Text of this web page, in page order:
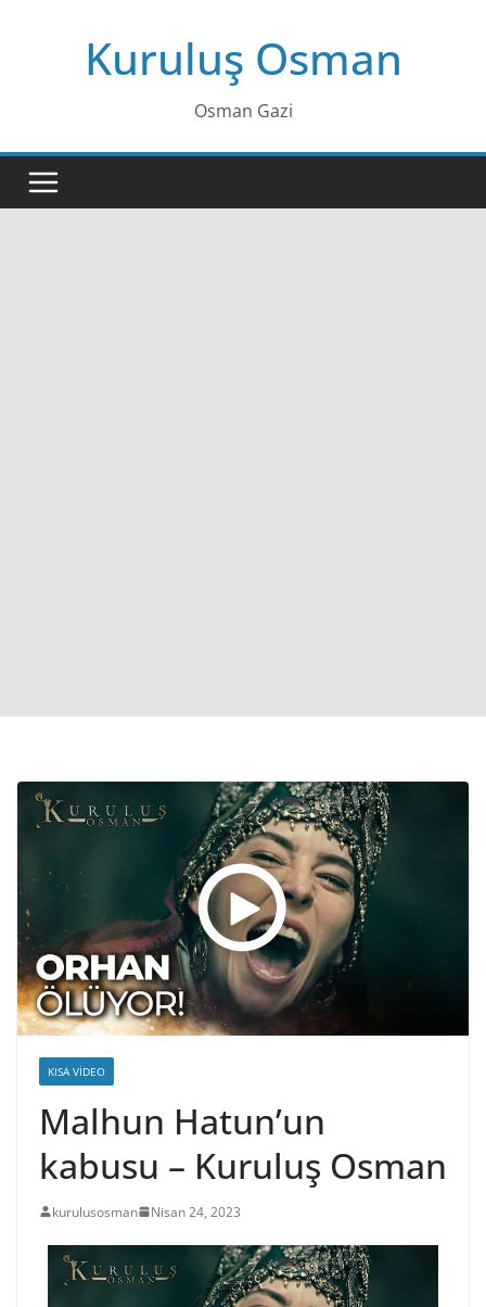
Kuruluş Osman
Osman Gazi
KISA VIDEO
Malhun Hatun’un
kabusu – Kuruluş Osman
kurulusosman Nisan 24, 2023